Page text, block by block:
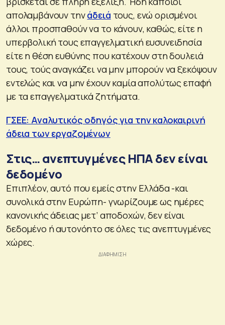
απολαμβάνουν τηνάδειά τους, ενώ ορισμένοι
άλλοι προσπαθούν να το κάνουν, καθώς, είτε η
υπερβολική τους επαγγελματική ευσυνειδησία
είτε η θέση ευθύνης που κατέχουν στη δουλειά
τους, τούς αναγκάζει να μην μπορούν να ξεκόψουν
εντελώς και να μην έχουν καμία απολύτως επαφή
με τα επαγγελματικά ζητήματα.
ΓΣΕΕ: Αναλυτικός οδηγός για την καλοκαιρινή
άδεια των εργαζομένων
Στις… ανεπτυγμένες ΗΠΑ δεν είναι
δεδομένο
Επιπλέον, αυτό που εμείς στην Ελλάδα -και
συνολικά στην Ευρώπη- γνωρίζουμε ως ημέρες
κανονικής άδειας μετ’ αποδοχών, δεν είναι
δεδομένο ή αυτονόητο σε όλες τις ανεπτυγμένες
χώρες.